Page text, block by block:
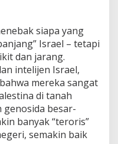
siapa yang
Israel – tetapi
dan jarang.
intelijen Israel,
mereka sangat
di tanah
genosida besar-
banyak “teroris”
semakin baik